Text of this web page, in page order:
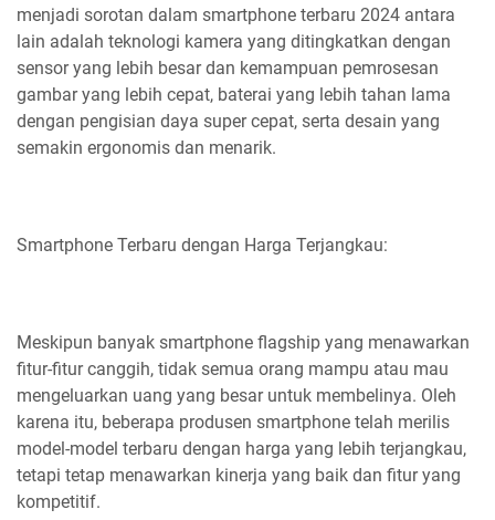
menjadi sorotan dalam smartphone terbaru 2024 antara
lain adalah teknologi kamera yang ditingkatkan dengan
sensor yang lebih besar dan kemampuan pemrosesan
gambar yang lebih cepat, baterai yang lebih tahan lama
dengan pengisian daya super cepat, serta desain yang
semakin ergonomis dan menarik.
Smartphone Terbaru dengan Harga Terjangkau:
Meskipun banyak smartphone flagship yang menawarkan
fitur-fitur canggih, tidak semua orang mampu atau mau
mengeluarkan uang yang besar untuk membelinya. Oleh
karena itu, beberapa produsen smartphone telah merilis
model-model terbaru dengan harga yang lebih terjangkau,
tetapi tetap menawarkan kinerja yang baik dan fitur yang
kompetitif.